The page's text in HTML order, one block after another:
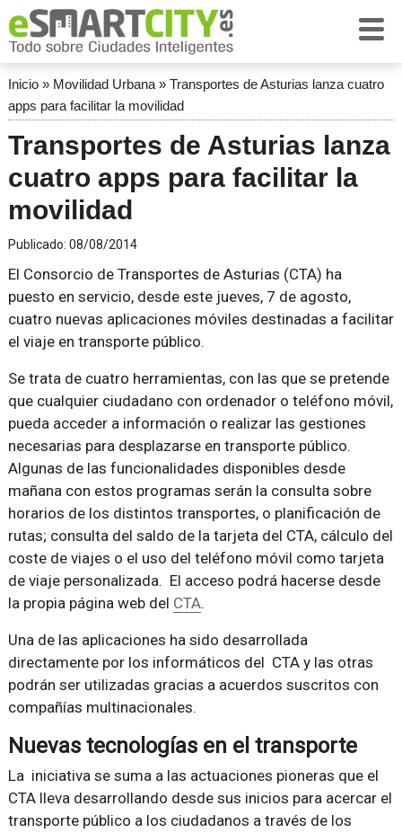
Inicio» Movilidad Urbana» Transportes de Asturias lanza cuatro
apps para facilitar la movilidad
Transportes de Asturias lanza
cuatro apps para facilitar la
movilidad
Publicado: 08/08/2014
El Consorcio de Transportes de Asturias (CTA) ha
puesto en servicio, desde este jueves, 7 de agosto,
cuatro nuevas aplicaciones móviles destinadas a facilitar
el viaje en transporte público.
Se trata de cuatro herramientas, con las que se pretende
que cualquier ciudadano con ordenador o teléfono móvil,
pueda acceder a información o realizar las gestiones
necesarias para desplazarse en transporte público.
Algunas de las funcionalidades disponibles desde
mañana con estos programas serán la consulta sobre
horarios de los distintos transportes, o planificación de
rutas; consulta del saldo de la tarjeta del CTA, cálculo del
coste de viajes o el uso del teléfono móvil como tarjeta
de viaje personalizada. El acceso podrá hacerse desde
la propia página web del CTA.
Una de las aplicaciones ha sido desarrollada
directamente por los informáticos del CTA y las otras
podrán ser utilizadas gracias a acuerdos suscritos con
compañías multinacionales.
Nuevas tecnologías en el transporte
La iniciativa se suma a las actuaciones pioneras que el
CTA lleva desarrollando desde sus inicios para acercar el
transporte público a los ciudadanos a través de los